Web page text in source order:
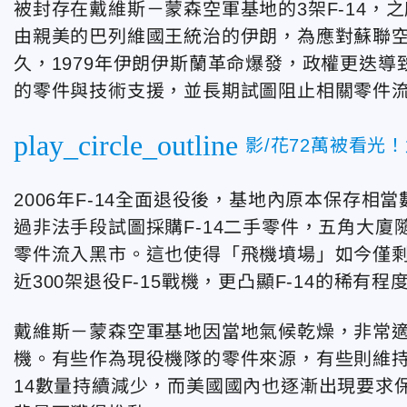
被封存在戴維斯－蒙森空軍基地的3架F-14，
由親美的巴列維國王統治的伊朗，為應對蘇聯
久，1979年伊朗伊斯蘭革命爆發，政權更迭
的零件與技術支援，並長期試圖阻止相關零件
play_circle_outline 影/花72萬被看光
2006年F-14全面退役後，基地內原本保存相
過非法手段試圖採購F-14二手零件，五角大廈
零件流入黑市。這也使得「飛機墳場」如今僅
近300架退役F-15戰機，更凸顯F-14的稀有程
戴維斯－蒙森空軍基地因當地氣候乾燥，非常
機。有些作為現役機隊的零件來源，有些則維
14數量持續減少，而美國國內也逐漸出現要求